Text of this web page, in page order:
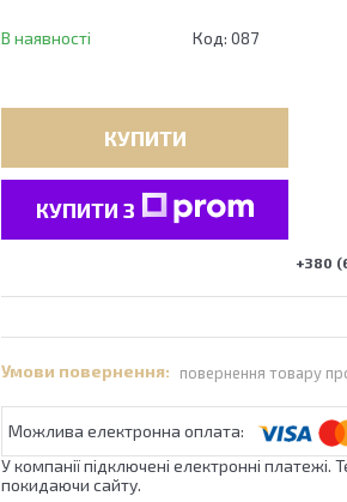
В наявності Код: 087
КУПИТИ
КУПИТИ З
+380
повернення товару
У компанії підключені електронні
покидаючи сайту.